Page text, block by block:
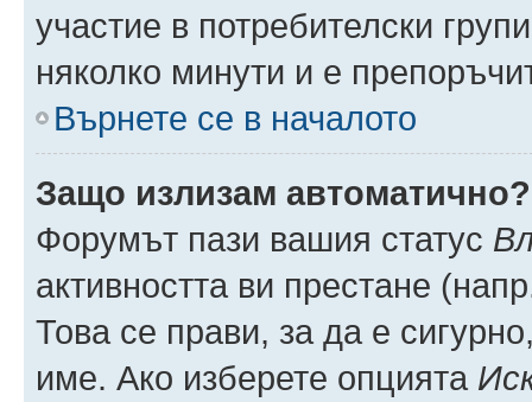
участие в потребителски
няколко минути и е
Върнете се в началото
Защо излизам автоматично?
Форумът пази вашия статус
активността ви престане
Това се прави, за да е
име. Ако изберете опцията